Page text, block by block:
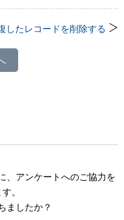
したレコードを削除する
、アンケートへのご協力を
。
ましたか？